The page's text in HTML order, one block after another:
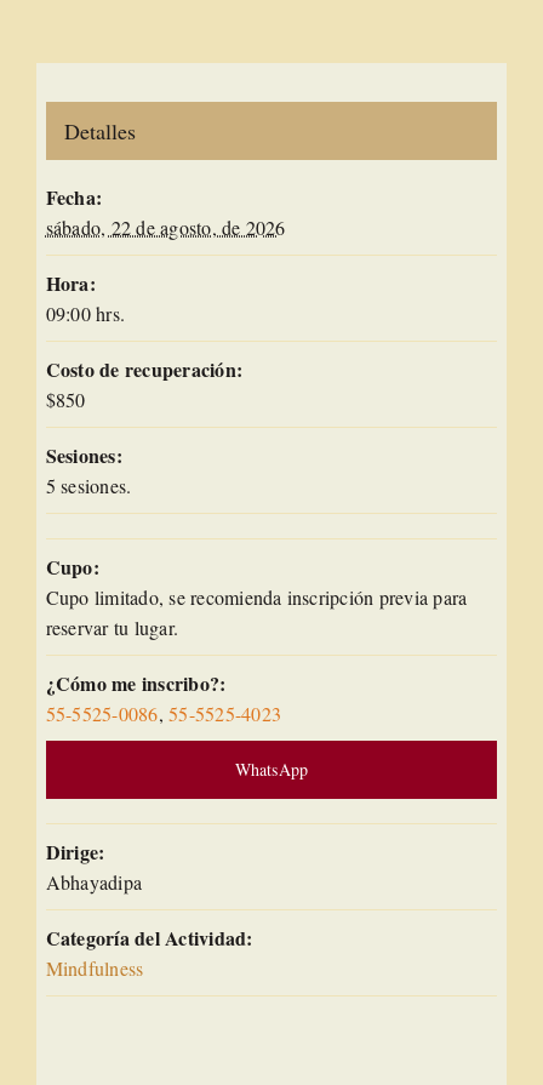
Detalles
Fecha:
sábado, 22 de agosto, de 2026
Hora:
09:00 hrs.
Costo de recuperación:
$850
Sesiones:
5 sesiones.
Cupo:
Cupo limitado, se recomienda inscripción previa para
reservar tu lugar.
¿Cómo me inscribo?:
55-5525-0086,55-5525-4023
WhatsApp
Dirige:
Abhayadipa
Categoría del Actividad:
Mindfulness